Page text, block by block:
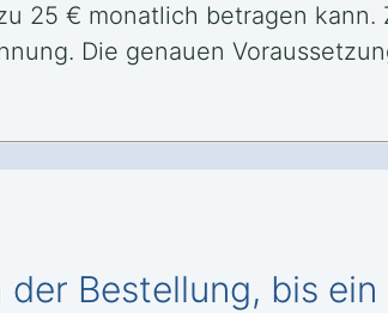
25 € monatlich betragen
Die genauen
Bestellung, bis